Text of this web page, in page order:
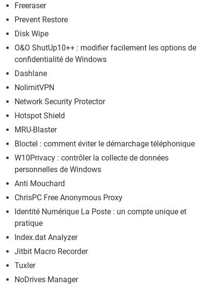
Freeraser
Prevent Restore
Disk Wipe
O&O ShutUp10++ : modifier facilement les options de
confidentialité de Windows
Dashlane
NolimitVPN
Network Security Protector
Hotspot Shield
MRU-Blaster
Bloctel : comment éviter le démarchage téléphonique
W10Privacy : contrôler la collecte de données
personnelles de Windows
Anti Mouchard
ChrisPC Free Anonymous Proxy
Identité Numérique La Poste : un compte unique et
pratique
Index.dat Analyzer
Jitbit Macro Recorder
Tuxler
NoDrives Manager